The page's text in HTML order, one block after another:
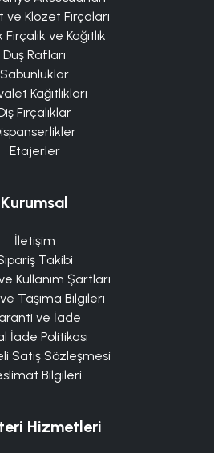
ve Klozet Fırçaları
Fırçalık ve Kağıtlık
Duş Rafları
Sabunluklar
Kağıtlıkları
Fırçalıklar
Etajerler
Kurumsal
İletişim
Takibi
Kullanım Şartları
Taşıma Bilgileri
ve İade
İade Politikası
Satış Sözleşmesi
Bilgileri
Hizmetleri